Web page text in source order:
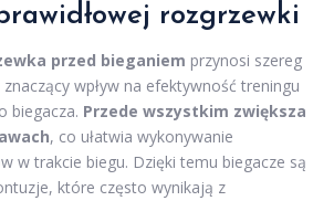
rozgrzewki
przed bieganiem przynosi szereg
wpływ na efektywność treningu
biegacza. Przede wszystkim zwiększa
, co ułatwia wykonywanie
w trakcie biegu. Dzięki temu biegacze są
które często wynikają z